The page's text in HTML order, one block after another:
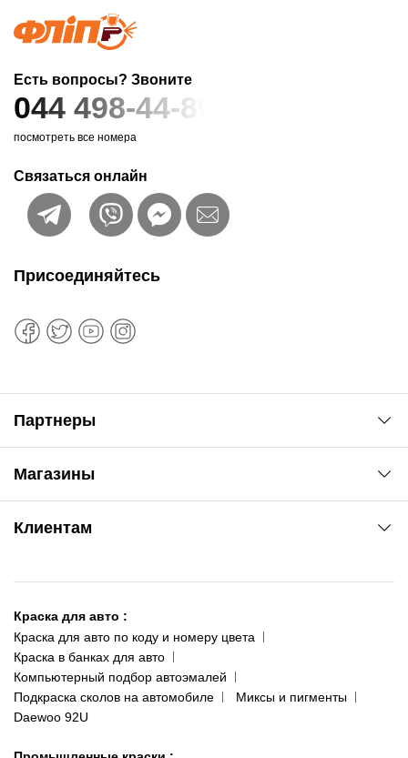
Есть вопросы? Звоните
044 498-44-89
посмотреть все номера
Связаться онлайн
Магазины
ул. Рабочая, 2-а
093 611-39-23
(ориентир: Интайм №40)
Одесса
пр-т Акад. Глушко, 29
066 554-97-70
Клиентам
Доставка и оплата
Сотрудничество
Наши публикации
Публичная оферта
Политика конфиденциальности
Присоединяйтесь
Партнеры
Сервис колористам
Краска для авто :
Краска для авто по коду и номеру цвета
Краска в банках для авто
Компьютерный подбор автоэмалей
Подкраска сколов на автомобиле
Миксы и пигменты
Daewoo 92U